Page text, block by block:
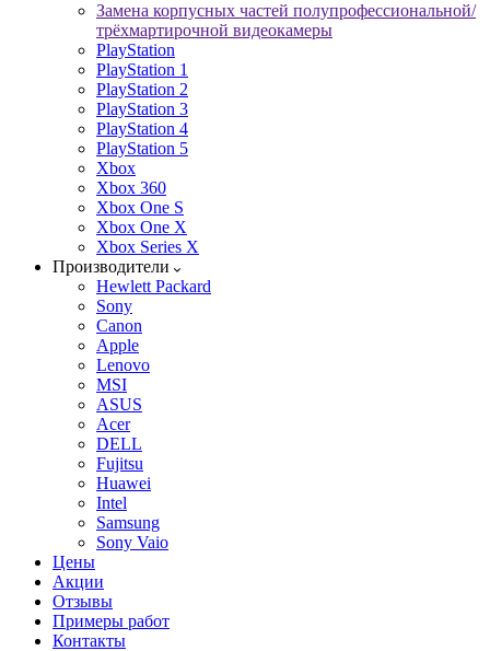
Замена корпусных частей полупрофессиональной/
трёхмартирочной видеокамеры
PlayStation
PlayStation 1
PlayStation 2
PlayStation 3
PlayStation 4
PlayStation 5
Xbox
Xbox 360
Xbox One S
Xbox One X
Xbox Series X
Производители
Hewlett Packard
Sony
Canon
Apple
Lenovo
MSI
ASUS
Acer
DELL
Fujitsu
Huawei
Intel
Samsung
Sony Vaio
Цены
Акции
Отзывы
Примеры работ
Контакты